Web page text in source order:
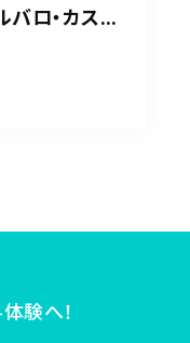
ロ・カス...
験へ！